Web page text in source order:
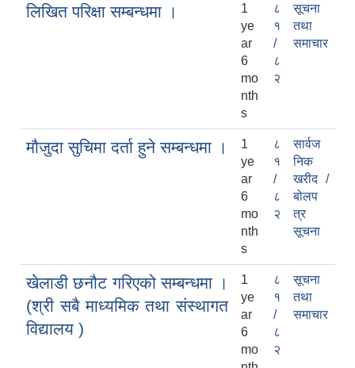
लिखित परिक्षा सम्बन्धमा ।
1
ye
ar
6
mo
nth
s
८
१
/
८
२
सूचना
तथा
समाचार
मौजुदा सुचिमा दर्ता हुने सम्बन्धमा ।
1
ye
ar
6
mo
nth
s
८
१
/
८
२
सार्वज
निक
खरीद /
बोलप
त्र
सूचना
खेलाडी छनौट गरिएको सम्बन्धमा ।
(श्री सबै माध्यमिक तथा संस्थागत
विद्यालय )
1
ye
ar
6
mo
८
१
/
८
२
सूचना
तथा
समाचार